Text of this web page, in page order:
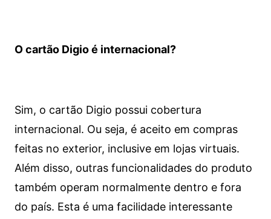
O cartão Digio é internacional?
Sim, o cartão Digio possui cobertura
internacional. Ou seja, é aceito em compras
feitas no exterior, inclusive em lojas virtuais.
Além disso, outras funcionalidades do produto
também operam normalmente dentro e fora
do país. Esta é uma facilidade interessante